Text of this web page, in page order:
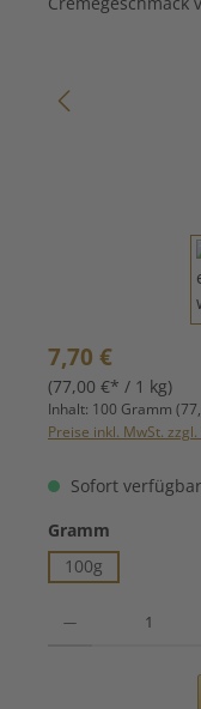
Regulärer Preis:
7,70 €
(77,00 €* / 1 kg)
Inhalt: 100 Gramm
Preise inkl. MwSt.
Sofort
Gramm
100g